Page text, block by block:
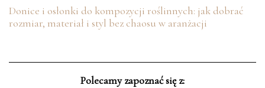
Donice i osłonki do kompozycji roślinnych: jak dobrać
rozmiar, materiał i styl bez chaosu w aranżacji
Polecamy zapoznać się z: